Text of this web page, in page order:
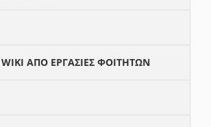
ΑΠΟ ΕΡΓΑΣΙΕΣ ΦΟΙΤΗΤΩΝ